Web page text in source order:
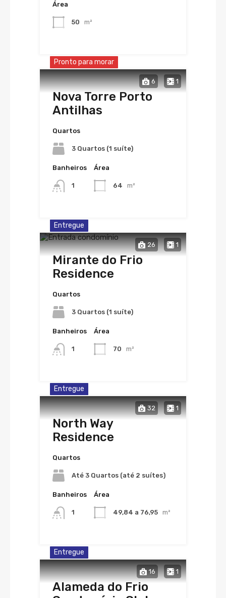
Área
50 m²
6 1
Pronto para morar
Nova Torre Porto
Antilhas
Quartos
3 Quartos (1 suíte)
Banheiros
1
Área
64 m²
26 1
Entregue
Mirante do Frio
Residence
Quartos
3 Quartos (1 suíte)
Banheiros
1
Área
70 m²
32 1
Entregue
North Way
Residence
Quartos
Até 3 Quartos (até 2 suítes)
Banheiros
1
Área
49,84 a 76,95 m²
16 1
Entregue
Alameda do Frio